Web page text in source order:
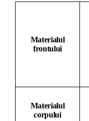
Materialul
frontului
Materialul
corpului